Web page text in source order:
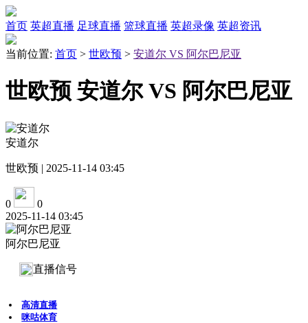
首页 英超直播 足球直播 篮球直播 英超录像 英超资讯
当前位置: 首页 > 世欧预 > 安道尔 VS 阿尔巴尼亚
世欧预 安道尔 VS 阿尔巴尼亚
安道尔
世欧预 | 2025-11-14 03:45
0
0
2025-11-14 03:45
阿尔巴尼亚
直播信号
高清直播
咪咕体育